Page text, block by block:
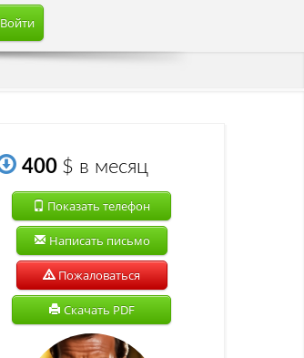
Войти
400 $ в месяц
Показать телефон
Написать письмо
Пожаловаться
Скачать PDF